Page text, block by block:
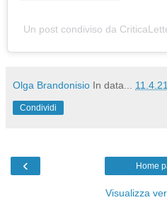
Un post condiviso da
Olga Brandonisio In data... 11.4.21
Condividi
‹ Home
Visualizza